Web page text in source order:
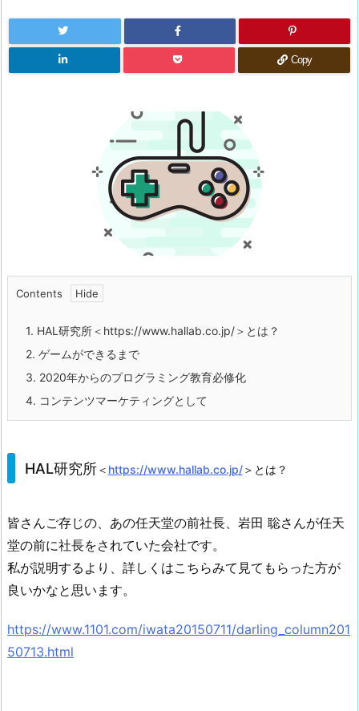
Copy
Contents
1. HAL研究所＜ https://www.hallab.co.jp/＞とは？
2. ゲームができるまで
3. 2020年からのプログラミング教育必修化
4. コンテンツマーケティングとして
HAL研究所＜ https://www.hallab.co.jp/＞とは？
皆さんご存じの、あの任天堂の前社長、岩田 聡さんが任天
堂の前に社長をされていた会社です。
私が説明するより、詳しくはこちらみて見てもらった方が
良いかなと思います。
https://www.1101.com/iwata20150711/darling_column201
50713.html